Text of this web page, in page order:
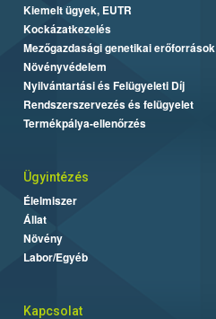
Kiemelt ügyek, EUTR
Kockázatkezelés
Mezőgazdasági genetikai erőforrások
Növényvédelem
Nyilvántartási és Felügyeleti Díj
Rendszerszervezés és felügyelet
Termékpálya-ellenőrzés
Ügyintézés
Élelmiszer
Állat
Növény
Labor/Egyéb
Kapcsolat